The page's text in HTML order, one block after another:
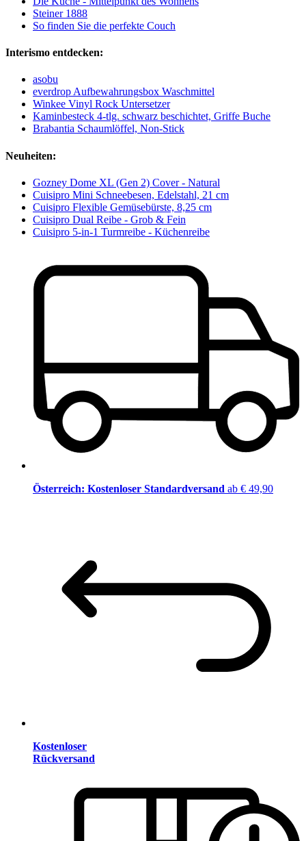
Steiner 1888
So finden Sie die perfekte Couch
Interismo entdecken:
asobu
everdrop Aufbewahrungsbox Waschmittel
Winkee Vinyl Rock Untersetzer
Kaminbesteck 4-tlg. schwarz beschichtet, Griffe Buche
Brabantia Schaumlöffel, Non-Stick
Neuheiten:
Gozney Dome XL (Gen 2) Cover - Natural
Cuisipro Mini Schneebesen, Edelstahl, 21 cm
Cuisipro Flexible Gemüsebürste, 8,25 cm
Cuisipro Dual Reibe - Grob & Fein
Cuisipro 5-in-1 Turmreibe - Küchenreibe
Österreich: Kostenloser Standardversand ab € 49,90
Kostenloser
Rückversand